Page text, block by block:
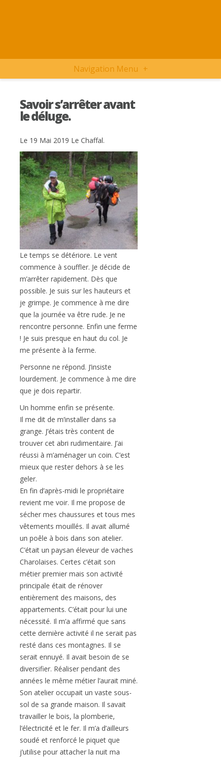
Navigation Menu +
Savoir s’arrêter avant
le déluge.
Le 19 Mai 2019 Le Chaffal.
Le temps se détériore. Le vent
commence à souffler. Je décide de
m’arrêter rapidement. Dès que
possible. Je suis sur les hauteurs et
je grimpe. Je commence à me dire
que la journée va être rude. Je ne
rencontre personne. Enfin une ferme
! Je suis presque en haut du col. Je
me présente à la ferme.
Personne ne répond. J’insiste
lourdement. Je commence à me dire
que je dois repartir.
Un homme enfin se présente.
Il me dit de m’installer dans sa
grange. J’étais très content de
trouver cet abri rudimentaire. J’ai
réussi à m’aménager un coin. C’est
mieux que rester dehors à se les
geler.
En fin d’après-midi le propriétaire
revient me voir. Il me propose de
sécher mes chaussures et tous mes
vêtements mouillés. Il avait allumé
un poêle à bois dans son atelier.
C’était un paysan éleveur de vaches
Charolaises. Certes c’était son
métier premier mais son activité
principale était de rénover
entièrement des maisons, des
appartements. C’était pour lui une
nécessité. Il m’a affirmé que sans
cette dernière activité il ne serait pas
resté dans ces montagnes. Il se
serait ennuyé. Il avait besoin de se
diversifier. Réaliser pendant des
années le même métier l’aurait miné.
Son atelier occupait un vaste sous-
sol de sa grande maison. Il savait
travailler le bois, la plomberie,
l’électricité et le fer. Il m’a d’ailleurs
soudé et renforcé le piquet que
j’utilise pour attacher la nuit ma